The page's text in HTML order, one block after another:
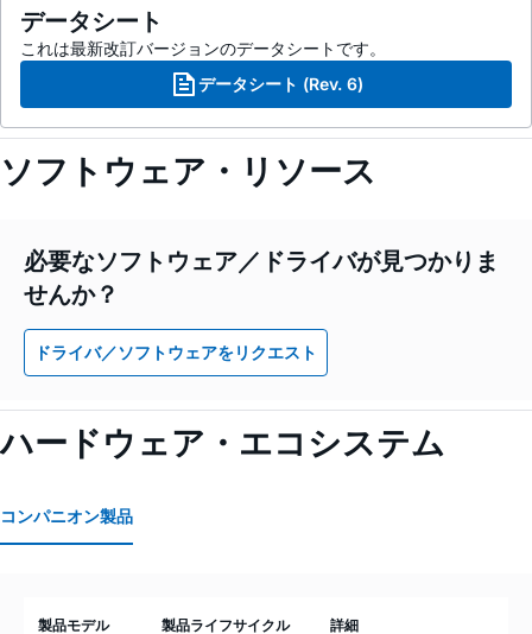
データシート
これは最新改訂バージョンのデータシートです。
データシート (Rev. 6)
ソフトウェア・リソース
必要なソフトウェア／ドライバが見つかりま
せんか？
ドライバ／ソフトウェアをリクエスト
ハードウェア・エコシステム
コンパニオン製品
製品モデル 製品ライフサイクル 詳細